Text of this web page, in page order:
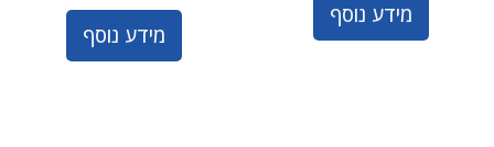
מידע נוסף
מידע נוסף